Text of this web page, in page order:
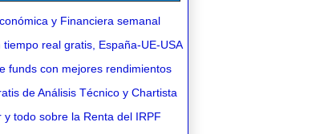
y Financiera semanal
real gratis, España-UE-USA
funds con mejores rendimientos
de Análisis Técnico y Chartista
todo sobre la Renta del IRPF